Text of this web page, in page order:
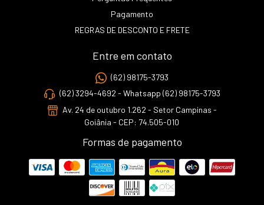
Pagamento
REGRAS DE DESCONTO E FRETE
Entre em contato
(62) 98175-3793
(62) 3294-4692 - Whatsapp (62) 98175-3793
Av. 24 de outubro 1.262 - Setor Campinas -
Goiânia - CEP: 74.505-010
Formas de pagamento